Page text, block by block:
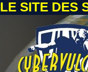
LE SITE DES